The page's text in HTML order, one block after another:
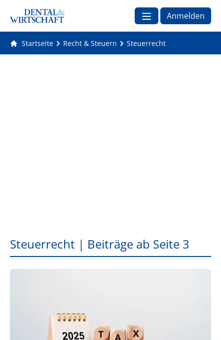
Anmelden
Startseite Recht & Steuern Steuerrecht
Steuerrecht | Beiträge ab Seite 3